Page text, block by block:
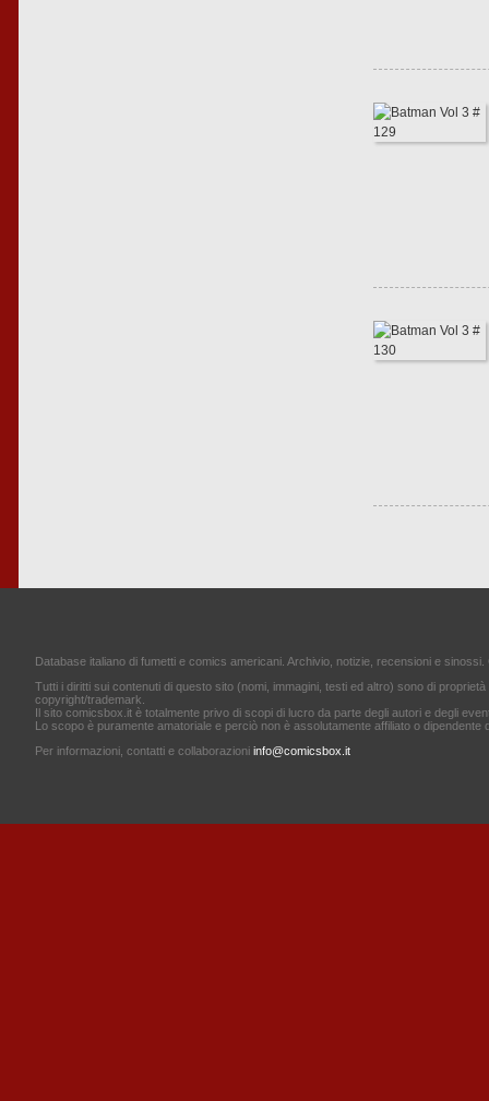
Database italiano di fumetti e comics americani. Archivio, notizie, recensioni e
Tutti i diritti sui contenuti di questo sito (nomi, immagini, testi ed altro) sono di
copyright/trademark.
Il sito comicsbox.it è totalmente privo di scopi di lucro da parte degli autori e degli
Lo scopo è puramente amatoriale e perciò non è assolutamente affiliato o dipendente
Per informazioni, contatti e collaborazioni info@comicsbox.it